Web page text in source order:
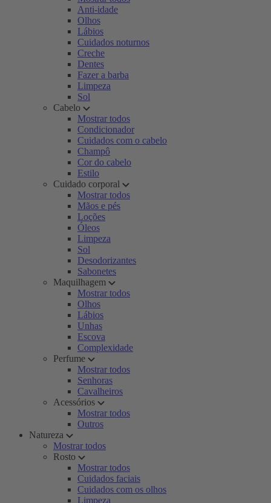
Anti-idade
Olhos
Lábios
Cuidados noturnos
Creche
Dentes
Fazer a barba
Limpeza
Sol
Cabelo
Mostrar todos
Condicionador
Cuidados com o cabelo
Champô
Cor do cabelo
Estilo
Cuidado corporal
Mostrar todos
Mãos e pés
Loções
Óleos
Limpeza
Sol
Desodorizantes
Sabonetes
Maquilhagem
Mostrar todos
Olhos
Lábios
Unhas
Escova
Complexidade
Perfume
Mostrar todos
Senhoras
Cavalheiros
Acessórios
Mostrar todos
Outros
Natureza
Mostrar todos
Rosto
Mostrar todos
Cuidados faciais
Cuidados com os olhos
Limpeza